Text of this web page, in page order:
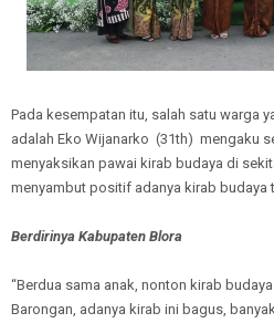
Pada kesempatan itu, salah satu warga
adalah Eko Wijanarko (31th) mengaku
menyaksikan pawai kirab budaya di
menyambut positif adanya kirab budaya
Berdirinya Kabupaten Blora
“Berdua sama anak, nonton kirab
Barongan, adanya kirab ini bagus,